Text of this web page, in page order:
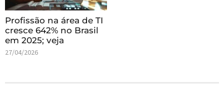
Profissão na área de TI
cresce 642% no Brasil
em 2025; veja
27/04/2026